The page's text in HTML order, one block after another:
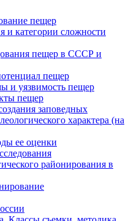
пещер
и категории сложности
пещер в СССР и
пещер
и уязвимость пещер
пещер
заповедных
характера (на
ее оценки
районирования в